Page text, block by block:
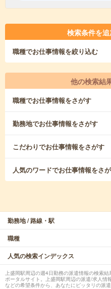
検索条件を
職種でお仕事情報を絞り込む
他の検索結
職種でお仕事情報をさがす
勤務地でお仕事情報をさがす
こだわりでお仕事情報をさがす
人気のワードでお仕事情報をさ
勤務地 / 路線・駅
職種
人気の検索インデックス
上盛岡駅周辺の週4日勤務の派遣情報の検索
ポータルサイト。上盛岡駅周辺の派遣/求人情
などの希望条件から、あなたにピッタリの派遣